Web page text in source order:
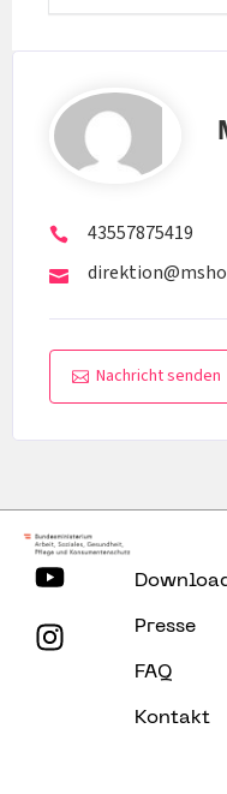
43557875419
Nachricht senden
Presse
FAQ
Kontakt